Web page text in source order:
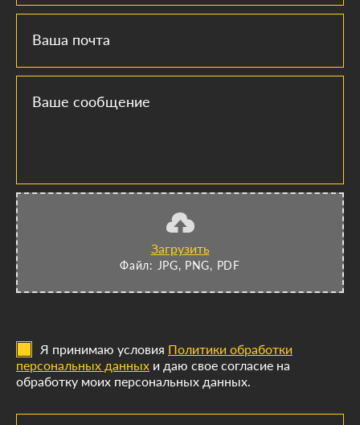
Ваша почта
Ваше сообщение
Загрузить
Файл: JPG, PNG, PDF
Я принимаю условия Политики обработки
персональных данных и даю свое согласие на
обработку моих персональных данных.